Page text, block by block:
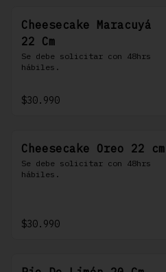
Cheesecake Maracuyá
22 Cm
Se debe solicitar con 48hrs
hábiles.
$30.990
Cheesecake Oreo 22 cm
Se debe solicitar con 48hrs
hábiles.
$30.990